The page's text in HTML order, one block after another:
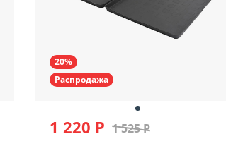
20%
Распродажа
1 220 Р 1 525 Р